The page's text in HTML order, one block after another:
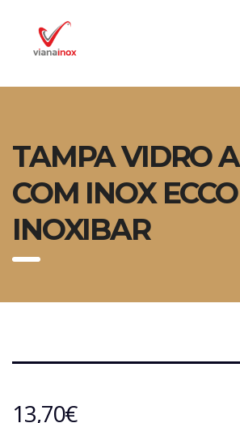
TAMPA VIDRO
COM INOX
INOXIBAR
13,70€